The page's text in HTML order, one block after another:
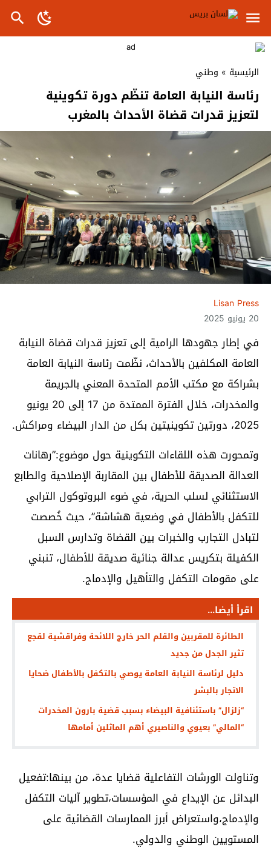
الرئيسية » وطني
رئاسة النيابة العامة تنظّم دورة تكوينية
لتعزيز قدرات قضاة الأحداث بالمغرب
Lisan Press
20 يونيو 2025
في إطار جهودها الرامية إلى تعزيز قدرات قضاة النيابة
العامة المكلفين بالأحداث، نظّمت رئاسة النيابة العامة
بشراكة مع مكتب الأمم المتحدة المعني بالجريمة
والمخدرات، خلال الفترة الممتدة من 17 إلى 20 يونيو
2025، دورتين تكوينيتين بكل من الدار البيضاء ومراكش.
وتمحورت هذه اللقاءات التكوينية حول موضوع:”رهانات
العدالة الصديقة للأطفال بين المقاربة الإصلاحية والطابع
الاستثنائي لسلب الحرية، في ضوء البروتوكول الترابي
للتكفل بالأطفال في وضعية هشاشة”، حيث خُصصت
لتبادل التجارب والخبرات بين القضاة وتدارس السبل
الكفيلة بتكريس عدالة جنائية صديقة للأطفال، تنبني
على مقومات التكفل والتأهيل والإدماج.
اقرأ أيضا...
الطائرة للمقربين والقلم الحر خارج اللائحة وفراقشية لقجع
تثير الجدل من جديد
دليل لرئاسة النيابة العامة يوصي بالتكفل بالأطفال ضحايا
الاتجار بالبشر
“زلزال” باستئنافية البيضاء بسبب قضية بارون المخدرات
“المالي” بعيوي والناصيري أهم الماثلين أمامها
وتناولت الورشات التفاعلية قضايا عدة، من بينها:تفعيل
البدائل عن الإيداع في المؤسسات،تطوير آليات التكفل
والإدماج،واستعراض أبرز الممارسات القضائية على
المستويين الوطني والدولي.